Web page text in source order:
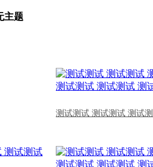
主题
测试测试 测试测试 测试